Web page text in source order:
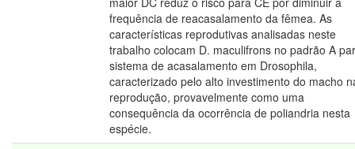
frequência de reacasalamento da fêmea. As
características reprodutivas analisadas neste
trabalho colocam D. maculifrons no padrão A
sistema de acasalamento em Drosophila,
caracterizado pelo alto investimento do macho
reprodução, provavelmente como uma
consequência da ocorrência de poliandria nesta
espécie.